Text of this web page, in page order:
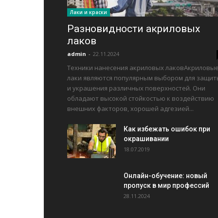
Лаки и краски
Разновидности акриловых
лаков
admin - 22.11.2024
Техники нанесения акриловых лаковАкриловые
лаки являются популярным выбором для
и украшения различных поверхностей. Они
обладают высокой стойкостью к воздействию
внешних факторов, хорошей адгезией...
Как избежать ошибок при
окрашивании
18.07.2019
Онлайн-обучение: новый
пропуск в мир профессий
28.11.2024